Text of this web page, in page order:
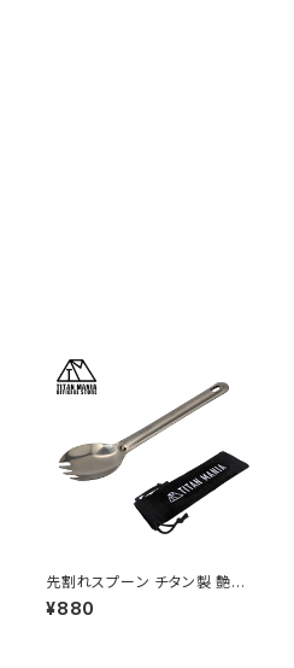
先割れスプーン チタン製 艶あり
鏡面加工 軽量 頑丈 カトラリー
スポーク ショート 持ち運び 直
¥880